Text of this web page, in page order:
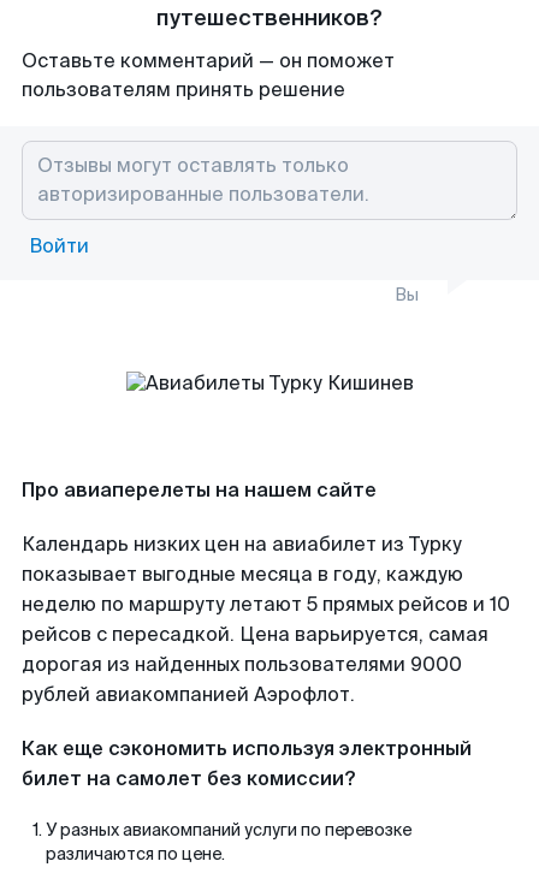
путешественников?
Оставьте комментарий — он поможет
пользователям принять решение
Войти
Вы
Про авиаперелеты на нашем сайте
Календарь низких цен на авиабилет из Турку
показывает выгодные месяца в году, каждую
неделю по маршруту летают 5 прямых рейсов и 10
рейсов с пересадкой. Цена варьируется, самая
дорогая из найденных пользователями 9000
рублей авиакомпанией Аэрофлот.
Как еще сэкономить используя электронный
билет на самолет без комиссии?
У разных авиакомпаний услуги по перевозке
различаются по цене.